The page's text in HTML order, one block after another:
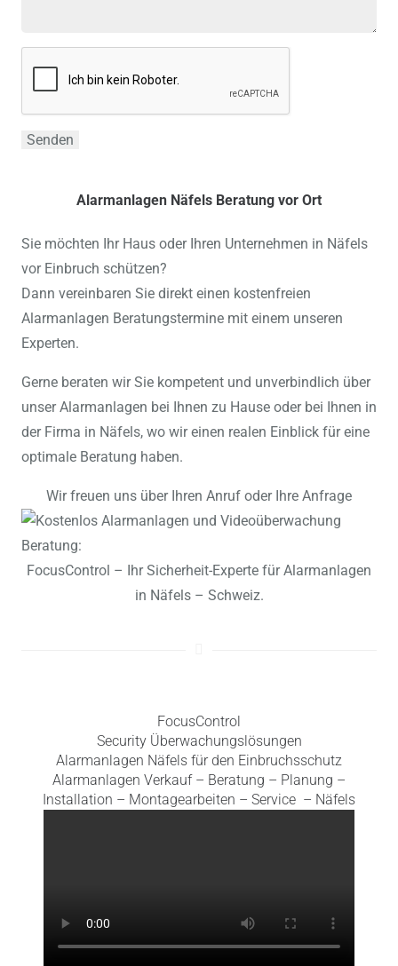
Alarmanlagen Näfels Beratung vor Ort
Sie möchten Ihr Haus oder Ihren Unternehmen in Näfels
vor Einbruch schützen?
Dann vereinbaren Sie direkt einen kostenfreien
Alarmanlagen Beratungstermine mit einem unseren
Experten.
Gerne beraten wir Sie kompetent und unverbindlich über
unser Alarmanlagen bei Ihnen zu Hause oder bei Ihnen in
der Firma in Näfels, wo wir einen realen Einblick für eine
optimale Beratung haben.
Wir freuen uns über Ihren Anruf oder Ihre Anfrage
FocusControl – Ihr Sicherheit-Experte für Alarmanlagen
in Näfels – Schweiz.
FocusControl
Security Überwachungslösungen
Alarmanlagen Näfels für den Einbruchsschutz
Alarmanlagen Verkauf – Beratung – Planung –
Installation – Montagearbeiten – Service – Näfels